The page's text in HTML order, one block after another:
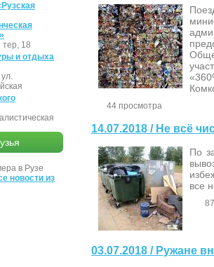
44 просмотра
14.07.2018 / Не всё
По
все
03.07.2018 / Ружане
18
и отдыха
в Рузе
новости из